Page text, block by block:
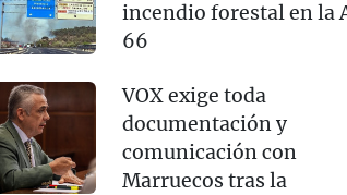
incendio forestal en la
66
VOX exige toda
documentación y
comunicación con
Marruecos tras la